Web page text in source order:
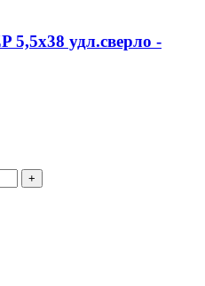
5,5х38 удл.сверло -
+